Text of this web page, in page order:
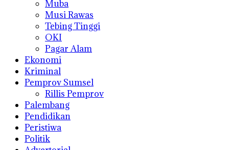
Muba
Musi Rawas
Tebing Tinggi
OKI
Pagar Alam
Ekonomi
Kriminal
Pemprov Sumsel
Rillis Pemprov
Palembang
Pendidikan
Peristiwa
Politik